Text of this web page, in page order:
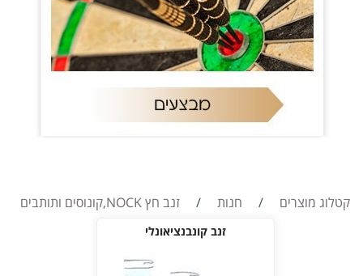
קטלוג מוצרים / חנות / זנב חץ NOCK,קונוסים ותותבים
זנב קונבנציאונלי